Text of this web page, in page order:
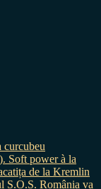
curcubeu
Soft power à la
de la Kremlin
România va